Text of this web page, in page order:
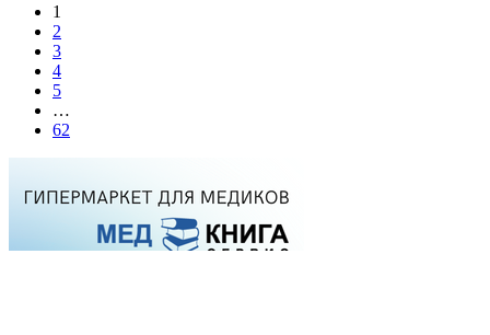
1
2
3
4
5
…
62